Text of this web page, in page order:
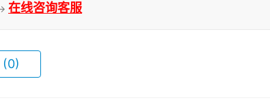
在线咨询客服
(0)